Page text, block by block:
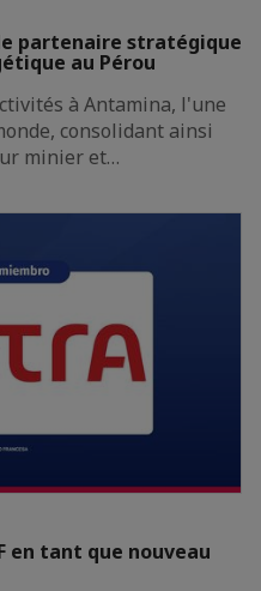
partenaire stratégique
au Pérou
à Antamina, l'une
consolidant ainsi
minier et…
en tant que nouveau